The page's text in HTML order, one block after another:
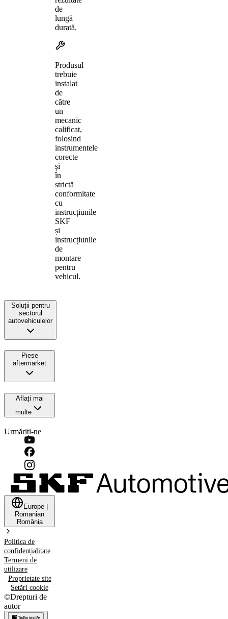
de
lungă
durată.
Produsul
trebuie
instalat
de
către
un
mecanic
calificat,
folosind
instrumentele
corecte
și
în
strictă
conformitate
cu
instrucțiunile
SKF
și
instrucțiunile
de
montare
pentru
vehicul.
Soluții pentru
sectorul
autovehiculelor
Piese
aftermarket
Aflați mai
multe
Urmăriți-ne
Europe
Romanian
România
Politica de
confidențialitate
Termeni de
utilizare
Proprietate site
Setări cookie
©Drepturi de
autor